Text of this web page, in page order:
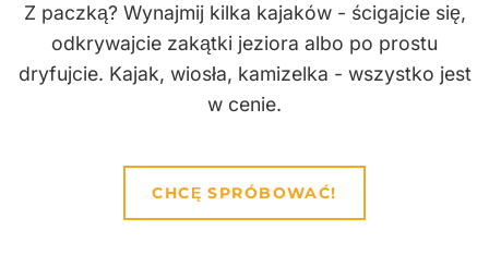
Z paczką? Wynajmij kilka kajaków - ścigajcie się,
odkrywajcie zakątki jeziora albo po prostu
dryfujcie. Kajak, wiosła, kamizelka - wszystko jest
w cenie.
CHCĘ SPRÓBOWAĆ!